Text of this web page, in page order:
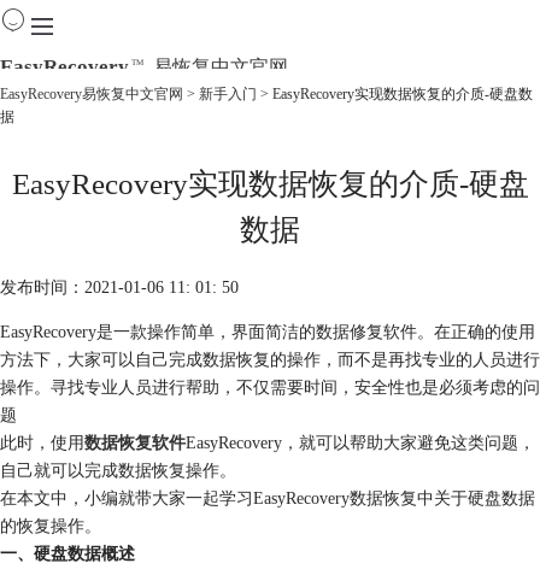
EasyRecovery TM 易恢复中文官网
下载
EasyRecovery易恢复中文官网 > 新手入门 > EasyRecovery实现数据恢复的介质-硬盘数
据
EasyRecovery实现数据恢复的介质-硬盘
数据
发布时间：2021-01-06 11: 01: 50
EasyRecovery是一款操作简单，界面简洁的数据修复软件。在正确的使用
方法下，大家可以自己完成数据恢复的操作，而不是再找专业的人员进行
操作。寻找专业人员进行帮助，不仅需要时间，安全性也是必须考虑的问
题
此时，使用数据恢复软件EasyRecovery，就可以帮助大家避免这类问题，
自己就可以完成数据恢复操作。
在本文中，小编就带大家一起学习EasyRecovery数据恢复中关于硬盘数据
的恢复操作。
一、硬盘数据概述